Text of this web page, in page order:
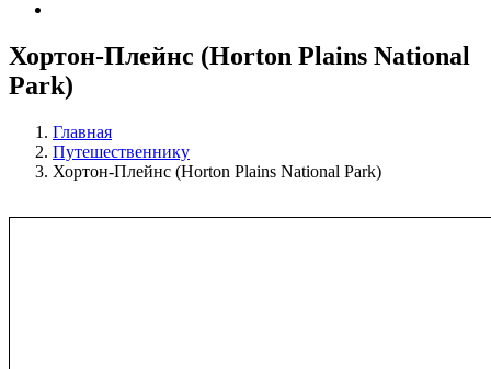
Хортон-Плейнс (Horton Plains National
Park)
Главная
Путешественнику
Хортон-Плейнс (Horton Plains National Park)